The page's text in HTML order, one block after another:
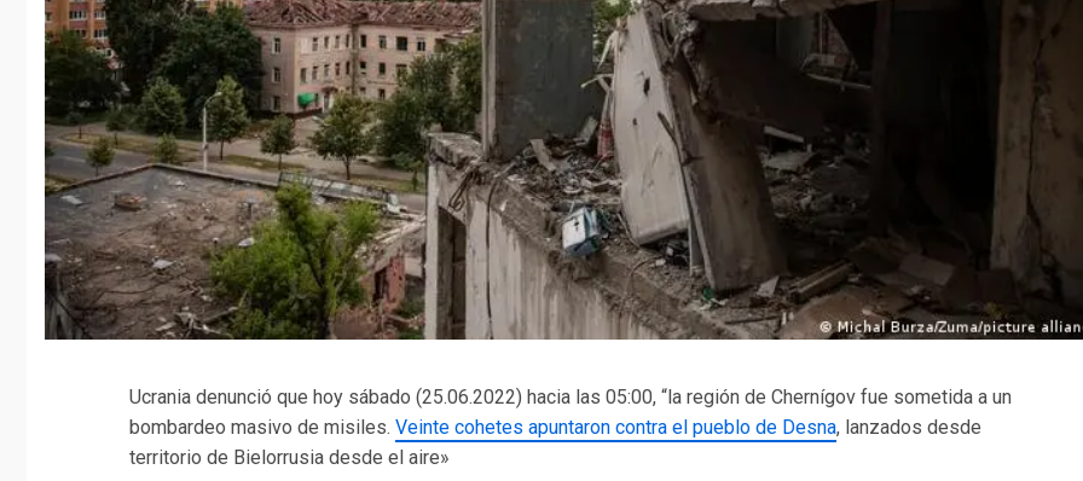
Ucrania denunció que hoy sábado (25.06.2022) hacia las 05:00, “la región de Chernígov fue sometida a un
bombardeo masivo de misiles. Veinte cohetes apuntaron contra el pueblo de Desna, lanzados desde
territorio de Bielorrusia desde el aire»